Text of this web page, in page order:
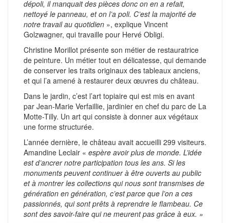
dépoli, il manquait des pièces donc on en a refait,
nettoyé le panneau, et on l’a poli. C’est la majorité de
notre travail au quotidien », explique Vincent
Golzwagner, qui travaille pour Hervé Obligi.
Christine Morillot présente son métier de restauratrice
de peinture. Un métier tout en délicatesse, qui demande
de conserver les traits originaux des tableaux anciens,
et qui l’a amené à restaurer deux œuvres du château.
Dans le jardin, c’est l’art topiaire qui est mis en avant
par Jean-Marie Verfaillie, jardinier en chef du parc de La
Motte-Tilly. Un art qui consiste à donner aux végétaux
une forme structurée.
L’année dernière, le château avait accueilli 299 visiteurs.
Amandine Leclair « espère avoir plus de monde. L’idée
est d’ancrer notre participation tous les ans. Si les
monuments peuvent continuer à être ouverts au public
et à montrer les collections qui nous sont transmises de
génération en génération, c’est parce que l’on a ces
passionnés, qui sont prêts à reprendre le flambeau. Ce
sont des savoir-faire qui ne meurent pas grâce à eux. »